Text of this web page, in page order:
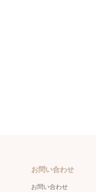
お問い合わせ
お問い合わせ